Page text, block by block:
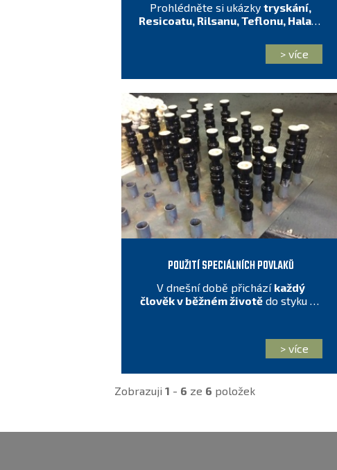
Prohlédněte si ukázky tryskání,
Resicoatu, Rilsanu, Teflonu, Halaru
> více
POUŽITÍ SPECIÁLNÍCH POVLAKŮ
V dnešní době přichází každý
člověk v běžném životědo styku se
> více
Zobrazuji 1 - 6 ze 6 položek